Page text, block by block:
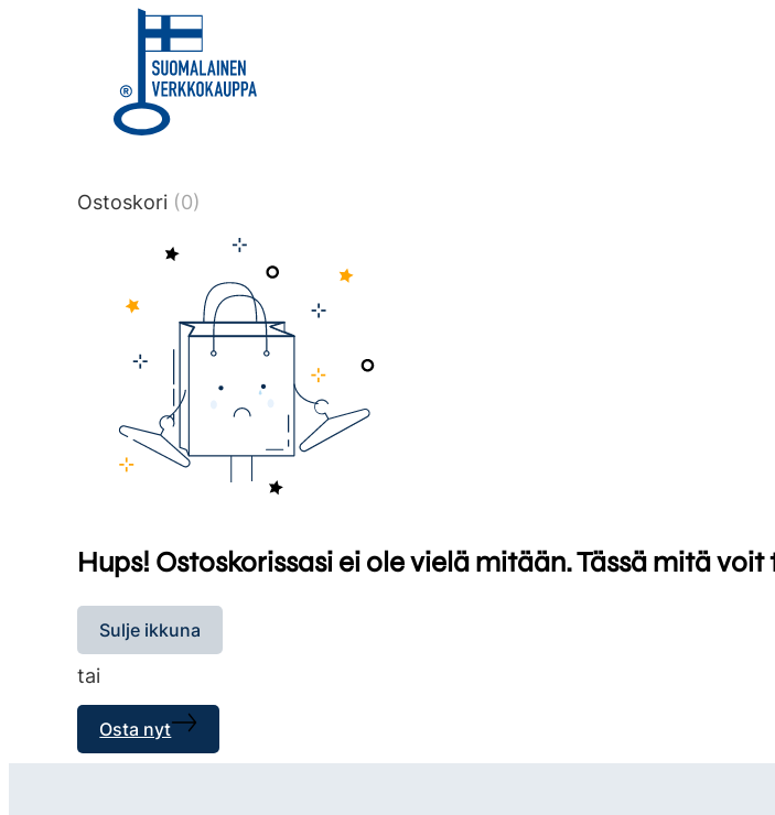
title or content.","post_type":
tmlmvi","meta_query":
data-original-query-vars="[]" data-page="1" data-max-
Ostoskori (0)
Hups! Ostoskorissasi ei ole vielä mitään. Tässä mitä voit
Sulje ikkuna
tai
Osta nyt